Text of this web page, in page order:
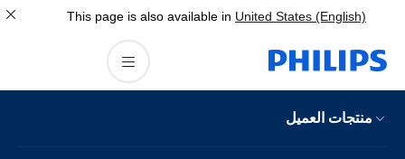
This page is also available in United States (English)
منتجات العميل